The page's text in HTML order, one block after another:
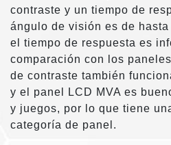
contraste y un tiempo de
ángulo de visión es de
el tiempo de respuesta es
comparación con los
de contraste también
y el panel LCD MVA es
y juegos, por lo que tiene
categoría de panel.